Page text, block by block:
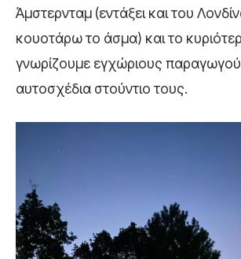
Άμστερνταμ (εντάξει και του
κουοτάρω το άσμα) και το
γνωρίζουμε εγχώριους
αυτοσχέδια στούντιο τους.